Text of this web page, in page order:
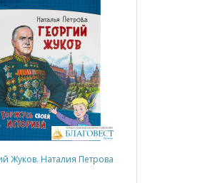
Жуков. Наталия Петрова